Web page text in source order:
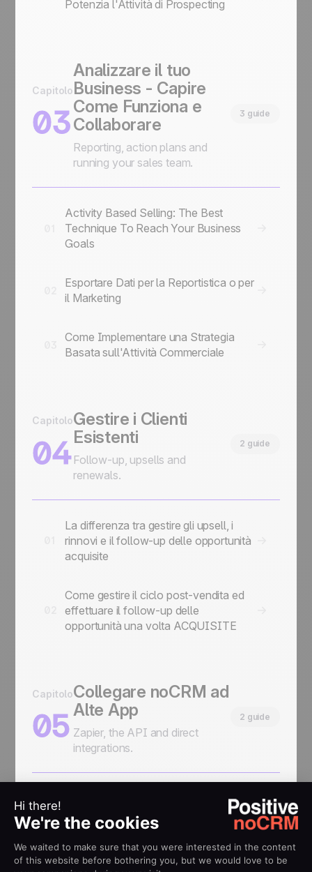
Potenzia l'Attività di Prospecting
Capitolo
03
Analizzare il tuo
Business - Capire
Come Funziona e
Collaborare
Reporting, action plans and
running your sales team.
3 guide
Activity Based Selling: The Best
Technique To Reach Your Business
Goals
Esportare Dati per la Reportistica o per
il Marketing
Come Implementare una Strategia
Basata sull'Attività Commerciale
Capitolo
04
Gestire i Clienti
Esistenti
Follow-up, upsells and
renewals.
2 guide
La differenza tra gestire gli upsell, i
rinnovi e il follow-up delle opportunità
acquisite
Come gestire il ciclo post-vendita ed
effettuare il follow-up delle
opportunità una volta ACQUISITE
Capitolo
05
Collegare noCRM ad
Alte App
Zapier, the API and direct
integrations.
2 guide
01
Mostrare informazioni provenienti da
un gestionale nelle tue opportunità in
noCRM
Come Collegare: Zapier, l'API e le